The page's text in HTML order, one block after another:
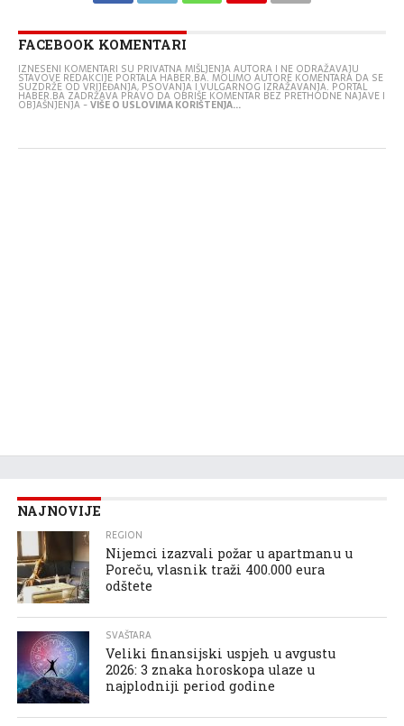
FACEBOOK KOMENTARI
IZNESENI KOMENTARI SU PRIVATNA MIŠLJENJA AUTORA I NE ODRAŽAVAJU
STAVOVE REDAKCIJE PORTALA HABER.BA. MOLIMO AUTORE KOMENTARA DA SE
SUZDRŽE OD VRIJEĐANJA, PSOVANJA I VULGARNOG IZRAŽAVANJA. PORTAL
HABER.BA ZADRŽAVA PRAVO DA OBRIŠE KOMENTAR BEZ PRETHODNE NAJAVE I
OBJAŠNJENJA -VIŠE O USLOVIMA KORIŠTENJA...
NAJNOVIJE
REGION
Nijemci izazvali požar u apartmanu u
Poreču, vlasnik traži 400.000 eura
odštete
SVAŠTARA
Veliki finansijski uspjeh u avgustu
2026: 3 znaka horoskopa ulaze u
najplodniji period godine